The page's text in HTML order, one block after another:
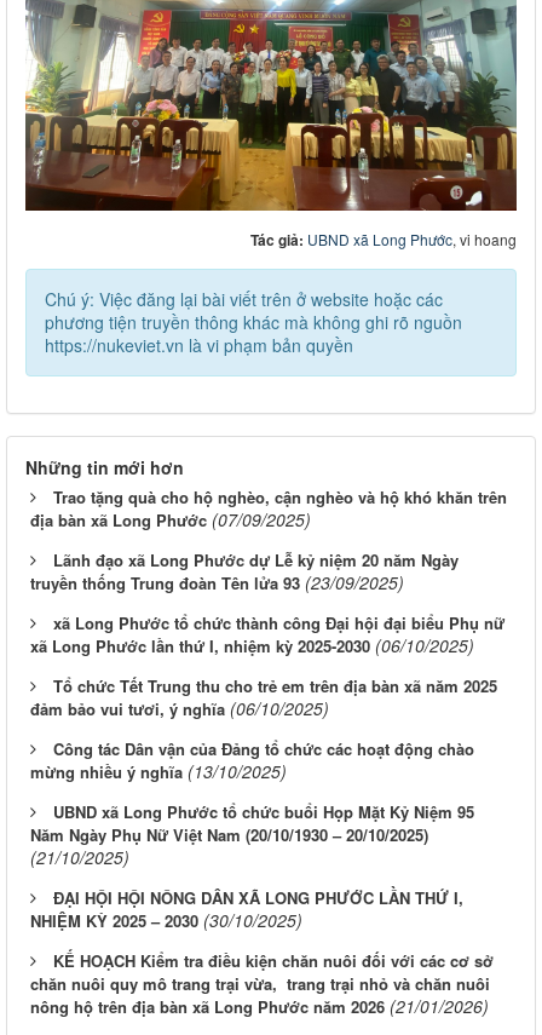
Tác giả: UBND xã Long Phước, vi hoang
Chú ý: Việc đăng lại bài viết trên ở website hoặc các
phương tiện truyền thông khác mà không ghi rõ nguồn
https://nukeviet.vn là vi phạm bản quyền
Những tin mới hơn
Trao tặng quà cho hộ nghèo, cận nghèo và hộ khó khăn trên
địa bàn xã Long Phước (07/09/2025)
Lãnh đạo xã Long Phước dự Lễ kỷ niệm 20 năm Ngày
truyền thống Trung đoàn Tên lửa 93 (23/09/2025)
xã Long Phước tổ chức thành công Đại hội đại biểu Phụ nữ
xã Long Phước lần thứ I, nhiệm kỳ 2025-2030 (06/10/2025)
Tổ chức Tết Trung thu cho trẻ em trên địa bàn xã năm 2025
đảm bảo vui tươi, ý nghĩa (06/10/2025)
Công tác Dân vận của Đảng tổ chức các hoạt động chào
mừng nhiều ý nghĩa (13/10/2025)
UBND xã Long Phước tổ chức buổi Họp Mặt Kỷ Niệm 95
Năm Ngày Phụ Nữ Việt Nam (20/10/1930 – 20/10/2025)
(21/10/2025)
ĐẠI HỘI HỘI NÔNG DÂN XÃ LONG PHƯỚC LẦN THỨ I,
NHIỆM KỲ 2025 – 2030 (30/10/2025)
KẾ HOẠCH Kiểm tra điều kiện chăn nuôi đối với các cơ sở
chăn nuôi quy mô trang trại vừa, ​​​​​​​ trang trại nhỏ và chăn nuôi
nông hộ trên địa bàn xã Long Phước năm 2026 (21/01/2026)